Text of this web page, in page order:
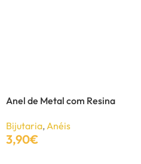
Anel de Metal com Resina
Bijutaria,Anéis
3,90€